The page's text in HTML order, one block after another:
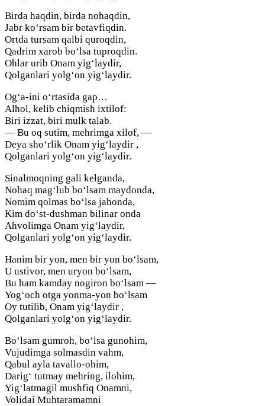
Birda haqdin, birda nohaqdin,
Jabr ko‘rsam bir betavfiqdin.
Ortda tursam qalbi quroqdin,
Qadrim xarob bo‘lsa tuproqdin.
Ohlar urib Onam yig‘laydir,
Qolganlari yolg‘on yig‘laydir.
Og‘a-ini o‘rtasida gap…
Alhol, kelib chiqmish ixtilof:
Biri izzat, biri mulk talab.
— Bu oq sutim, mehrimga xilof, —
Deya sho‘rlik Onam yig‘laydir ,
Qolganlari yolg‘on yig‘laydir.
Sinalmoqning gali kelganda,
Nohaq mag‘lub bo‘lsam maydonda,
Nomim qolmas bo‘lsa jahonda,
Kim do‘st-dushman bilinar onda
Ahvolimga Onam yig‘laydir,
Qolganlari yolg‘on yig‘laydir.
Hanim bir yon, men bir yon bo‘lsam,
U ustivor, men uryon bo‘lsam,
Bu ham kamday nogiron bo‘lsam —
Yog‘och otga yonma-yon bo‘lsam
Oy tutilib, Onam yig‘laydir ,
Qolganlari yolg‘on yig‘laydir.
Bo‘lsam gumroh, bo‘lsa gunohim,
Vujudimga solmasdin vahm,
Qabul ayla tavallo-ohim,
Darig‘ tutmay mehring, ilohim,
Yig‘latmagil mushfiq Onamni,
Volidai Muhtaramamni